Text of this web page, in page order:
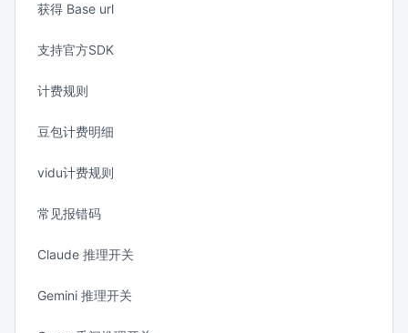
获得 Base url
支持官方SDK
计费规则
豆包计费明细
vidu计费规则
常见报错码
Claude 推理开关
Gemini 推理开关